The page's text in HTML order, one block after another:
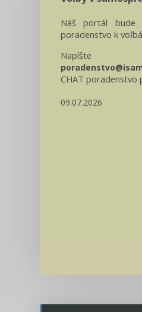
Náš portál
poradenstvo k
CHAT poradenstvo
09.07.2026